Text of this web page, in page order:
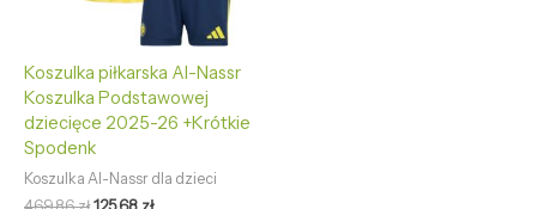
Koszulka piłkarska Al-Nassr
Koszulka Podstawowej
dziecięce 2025-26 +Krótkie
Spodenk
Koszulka Al-Nassr dla dzieci